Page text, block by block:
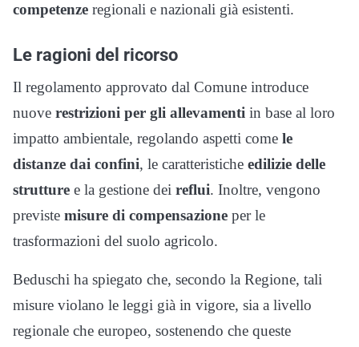
competenze regionali e nazionali già esistenti.
Le ragioni del ricorso
Il regolamento approvato dal Comune introduce
nuove restrizioni per gli allevamenti in base al loro
impatto ambientale, regolando aspetti come le
distanze dai confini, le caratteristiche edilizie delle
strutture e la gestione dei reflui. Inoltre, vengono
previste misure di compensazione per le
trasformazioni del suolo agricolo.
Beduschi ha spiegato che, secondo la Regione, tali
misure violano le leggi già in vigore, sia a livello
regionale che europeo, sostenendo che queste